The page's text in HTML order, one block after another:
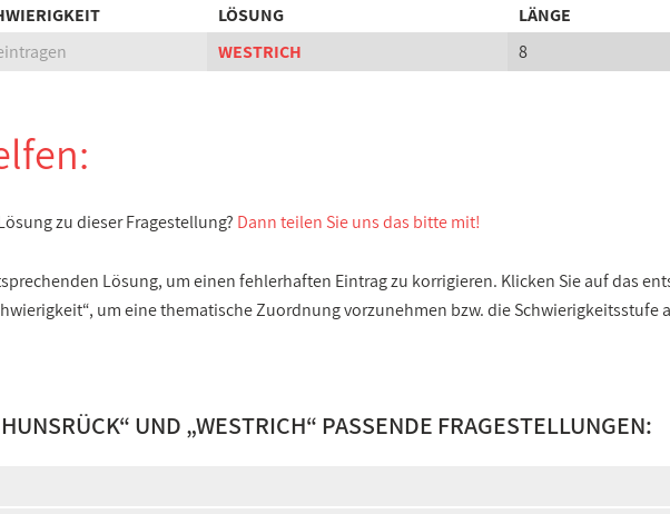
LÖSUNG
LÄNGE
WESTRICH 8
zu dieser Fragestellung? Dann teilen Sie uns das bitte mit!
Lösung, um einen fehlerhaften Eintrag zu korrigieren. Klicken Sie auf das
um eine thematische Zuordnung vorzunehmen bzw. die Schwierigkeitsstufe
“ UND „WESTRICH“ PASSENDE FRAGESTELLUNGEN: